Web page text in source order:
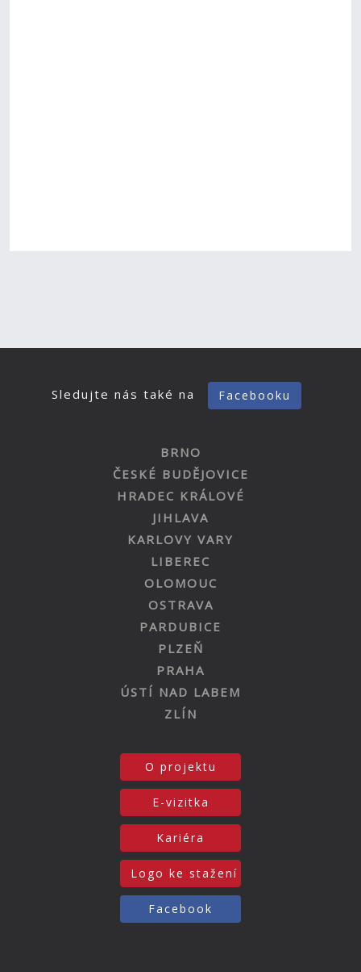
Sledujte nás také na Facebooku
BRNO
ČESKÉ BUDĚJOVICE
HRADEC KRÁLOVÉ
JIHLAVA
KARLOVY VARY
LIBEREC
OLOMOUC
OSTRAVA
PARDUBICE
PLZEŇ
PRAHA
ÚSTÍ NAD LABEM
ZLÍN
O projektu
E-vizitka
Kariéra
Logo ke stažení
Facebook